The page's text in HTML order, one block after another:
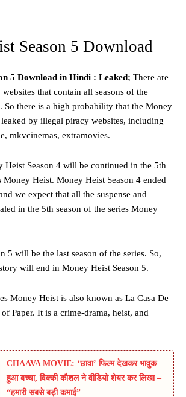
Season 5 Download
5 Download in Hindi : Leaked; There are
that contain all seasons of the
So there is a high probability that the Money
by illegal piracy websites, including
mkvcinemas, extramovies.
Heist Season 4 will be continued in the 5th
Money Heist. Money Heist Season 4 ended
we expect that all the suspense and
in the 5th season of the series Money
5 will be the last season of the series. So,
will end in Money Heist Season 5.
Money Heist is also known as La Casa De
Paper. It is a crime-drama, heist, and
CHAAVA MOVIE: ‘छावा’ फिल्म देखकर भावुक
हुआ बच्चा, विक्की कौशल ने वीडियो शेयर कर लिखा –
“हमारी सबसे बड़ी कमाई”